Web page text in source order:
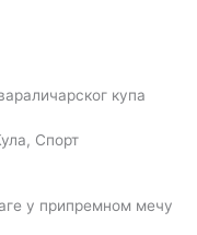
купа
, Спорт
у припремном мечу